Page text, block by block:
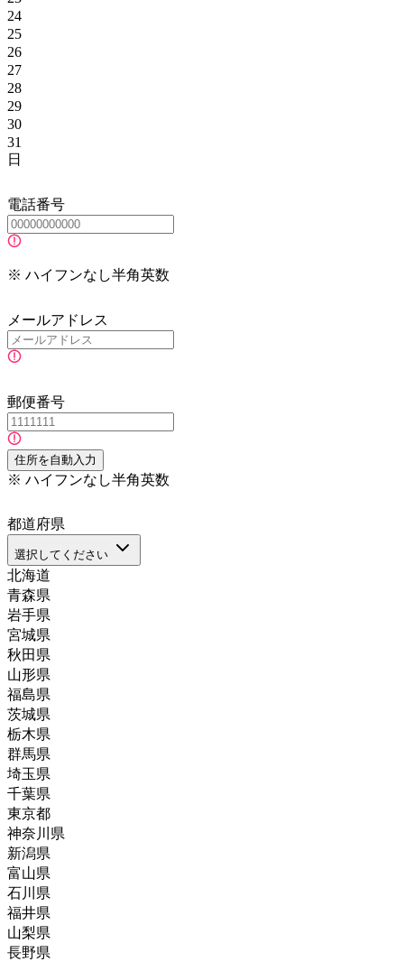
24
25
26
27
28
29
30
31
日
電話番号
※ ハイフンなし半角英数
メールアドレス
郵便番号
住所を自動入力
※ ハイフンなし半角英数
都道府県
選択してください
北海道
青森県
岩手県
宮城県
秋田県
山形県
福島県
茨城県
栃木県
群馬県
埼玉県
千葉県
東京都
神奈川県
新潟県
富山県
石川県
福井県
山梨県
長野県